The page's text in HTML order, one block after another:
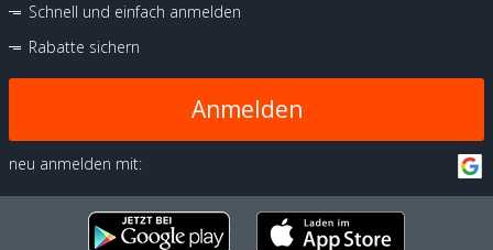
Schnell und einfach anmelden
Rabatte sichern
Anmelden
neu anmelden mit: